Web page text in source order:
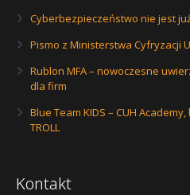
Cyberbezpieczeństwo nie jest
Pismo z Ministerstwa Cyfryzacji
Rublon MFA – nowoczesne
dla firm
Blue Team KIDS – CUH
TROLL
Kontakt